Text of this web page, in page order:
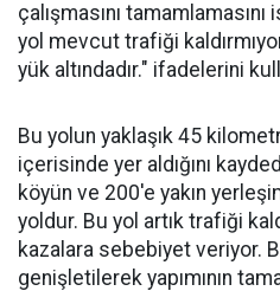
çalışmasını
yol mevcut trafiği
yük altındadır." ifadelerini
Bu yolun yaklaşık 45
içerisinde yer aldığını
köyün ve 200'e yakın
yoldur. Bu yol artık trafiği
kazalara sebebiyet veriyor.
genişletilerek yapımının